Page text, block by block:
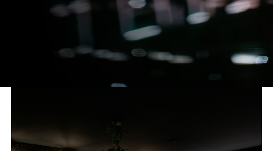
Novi Sad
Online shop
Beograd